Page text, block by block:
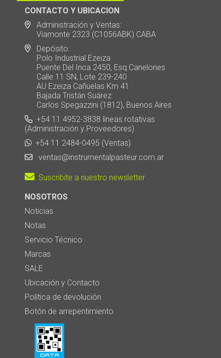
CONTACTO Y UBICACION
Administración y Ventas:
Viamonte 2323 (C1056ABK) CABA
Depósito:
Polo Industrial Ezeiza
Puente Del Inca 2450, Esq.Canelones
Calle 11 SN, Lote 239-240
AU Ezeiza Cañuelas Km 41
Bajada Tristán Suárez
Carlos Spegazzini (1812), Buenos Aires
+54 11 4952-3838 líneas rotativas
(Administración y Proveedores)
+54 11 2484-0495 (Ventas)
ventas@instrumentalpasteur.com.ar
Suscribite a nuestro newsletter
NOSOTROS
Noticias
Notas
Servicio Técnico
Marcas
SALE
Ubicación y Contacto
Política de devolución
Botón de arrepentimiento